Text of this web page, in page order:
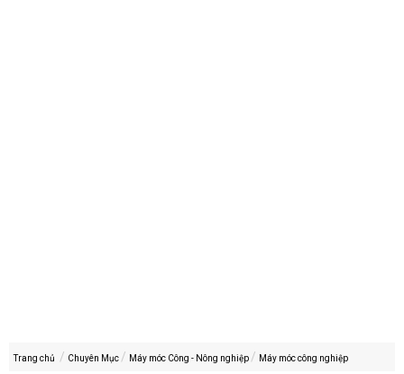
Trang chủ Chuyên Mục Máy móc Công - Nông nghiệp Máy móc công nghiệp